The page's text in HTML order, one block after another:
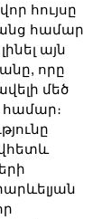
հույսը
համար
այն
որը
մեծ